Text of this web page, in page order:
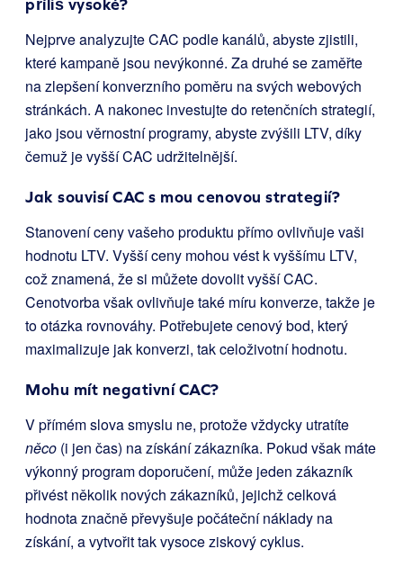
příliš vysoké?
Nejprve analyzujte CAC podle kanálů, abyste zjistili,
které kampaně jsou nevýkonné. Za druhé se zaměřte
na zlepšení konverzního poměru na svých webových
stránkách. A nakonec investujte do retenčních strategií,
jako jsou věrnostní programy, abyste zvýšili LTV, díky
čemuž je vyšší CAC udržitelnější.
Jak souvisí CAC s mou cenovou strategií?
Stanovení ceny vašeho produktu přímo ovlivňuje vaši
hodnotu LTV. Vyšší ceny mohou vést k vyššímu LTV,
což znamená, že si můžete dovolit vyšší CAC.
Cenotvorba však ovlivňuje také míru konverze, takže je
to otázka rovnováhy. Potřebujete cenový bod, který
maximalizuje jak konverzi, tak celoživotní hodnotu.
Mohu mít negativní CAC?
V přímém slova smyslu ne, protože vždycky utratíte
něco (i jen čas) na získání zákazníka. Pokud však máte
výkonný program doporučení, může jeden zákazník
přivést několik nových zákazníků, jejichž celková
hodnota značně převyšuje počáteční náklady na
získání, a vytvořit tak vysoce ziskový cyklus.